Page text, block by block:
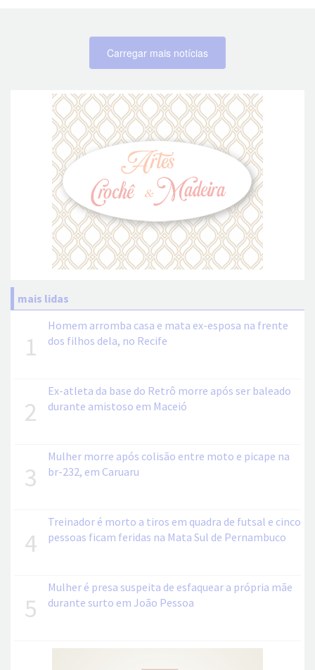
Carregar mais notícias
mais lidas
1
Homem arromba casa e mata ex-esposa na frente
dos filhos dela, no Recife
2
Ex-atleta da base do Retrô morre após ser baleado
durante amistoso em Maceió
3
Mulher morre após colisão entre moto e picape na
br-232, em Caruaru
4
Treinador é morto a tiros em quadra de futsal e cinco
pessoas ficam feridas na Mata Sul de Pernambuco
5
Mulher é presa suspeita de esfaquear a própria mãe
durante surto em João Pessoa